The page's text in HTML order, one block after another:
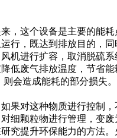
，这个设备是主要的能
行，既达到排放目的，
机进行扩容，取消脱硫
低废气排放温度，节省
会造成能耗的部分损失。
果对这种物质进行控制
细颗粒物进行管理，变废
究提升环保能力的方法